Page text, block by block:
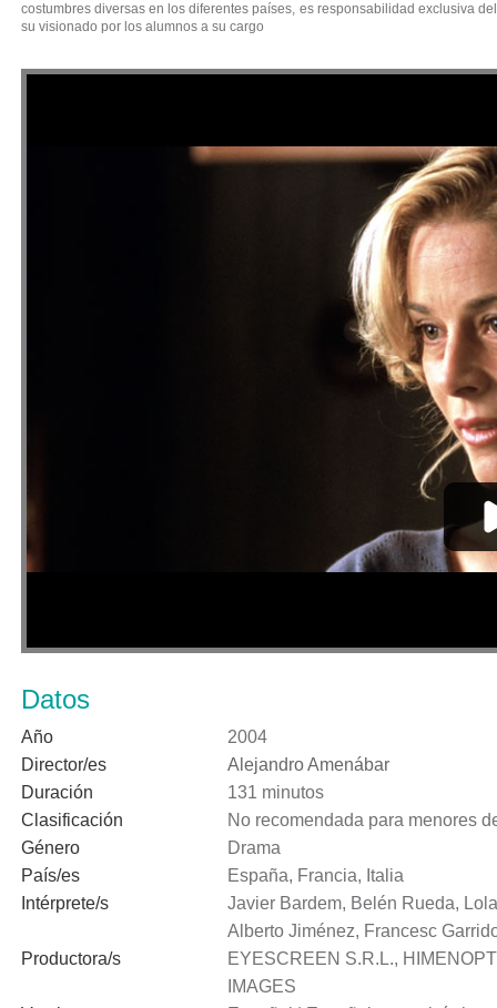
costumbres diversas en los diferentes países, es responsabilidad exclusiva
su visionado por los alumnos a su cargo
Datos
Año
2004
Director/es
Alejandro Amenábar
Duración
131 minutos
Clasificación
No recomendada para menores
Género
Drama
País/es
España, Francia, Italia
Intérprete/s
Javier Bardem, Belén Rueda,
Alberto Jiménez, Francesc
Productora/s
EYESCREEN S.R.L.,
IMAGES